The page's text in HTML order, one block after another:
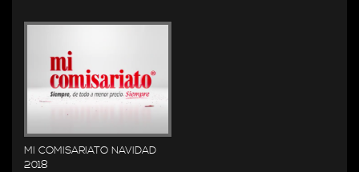
MI COMISARIATO NAVIDAD
2018